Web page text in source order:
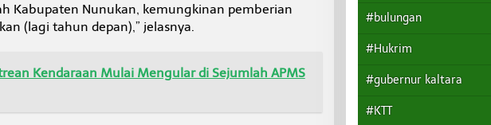
Kabupaten Nunukan, kemungkinan pemberian
(lagi tahun depan),” jelasnya.
Kendaraan Mulai Mengular di Sejumlah APMS
#bulungan
#Hukrim
#gubernur kaltara
#KTT